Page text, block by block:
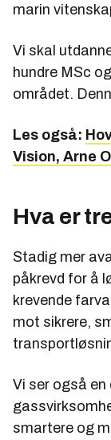
marin
Vi skal
hundre MSc
området.
Les også:
Vision, Arne
Hva er
Stadig mer
påkrevd for å
krevende
mot sikrere,
Vi ser også
smartere og